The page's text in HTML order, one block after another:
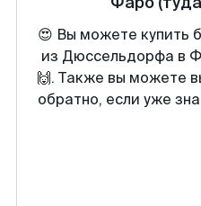
😍 Вы можете купить
из Дюссельдорфа в
🙌. Также вы можете
обратно, если уже